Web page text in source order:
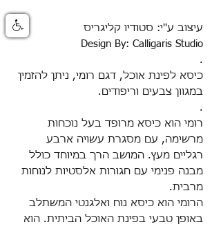
עיצוב ע''י: סטודיו קליגריס
Design By: Calligaris Studio
.
כיסא לפינת אוכל, דגם רומי, ניתן להזמין
במגוון צבעים וריפודים.
.
רומי הוא כיסא מרופד בעל נוכחות
מרשימה, עם מסגרת עשויה ארבע
רגליים מעץ. המושב הרך במיוחד כולל
מבנה פנימי עם חגורות אלסטיות לנוחות
מרבית.
הרומי הוא כיסא נוח ואלגנטי המשתלב
באופן טבעי בפינת האוכל הביתית. הוא